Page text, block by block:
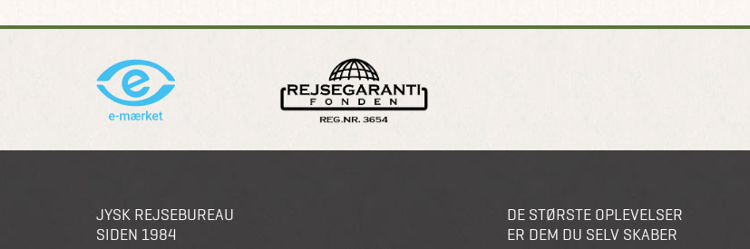
JYSK REJSEBUREAU
SIDEN 1984
DE STØRSTE OPLEVELSER
ER DEM DU SELV SKABER